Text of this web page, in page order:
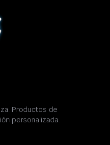
Productos de
personalizada.